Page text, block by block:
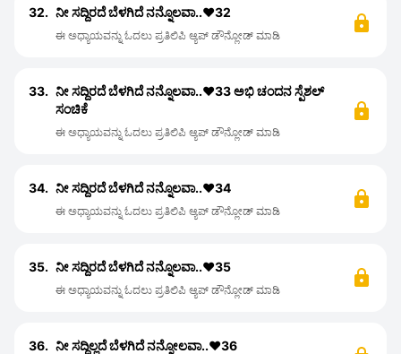
32. ನೀ ಸದ್ದಿರದೆ ಬೆಳಗಿದೆ ನನ್ನೊಲವಾ..❤️32
ಈ ಅಧ್ಯಾಯವನ್ನು ಓದಲು ಪ್ರತಿಲಿಪಿ ಆ್ಯಪ್ ಡೌನ್ಲೋಡ್ ಮಾಡಿ
33. ನೀ ಸದ್ದಿರದೆ ಬೆಳಗಿದೆ ನನ್ನೊಲವಾ..❤️33 ಅಭಿ ಚಂದನ ಸ್ಪೆಶಲ್
ಸಂಚಿಕೆ
ಈ ಅಧ್ಯಾಯವನ್ನು ಓದಲು ಪ್ರತಿಲಿಪಿ ಆ್ಯಪ್ ಡೌನ್ಲೋಡ್ ಮಾಡಿ
34. ನೀ ಸದ್ದಿರದೆ ಬೆಳಗಿದೆ ನನ್ನೊಲವಾ..❤️34
ಈ ಅಧ್ಯಾಯವನ್ನು ಓದಲು ಪ್ರತಿಲಿಪಿ ಆ್ಯಪ್ ಡೌನ್ಲೋಡ್ ಮಾಡಿ
35. ನೀ ಸದ್ದಿರದೆ ಬೆಳಗಿದೆ ನನ್ನೊಲವಾ..❤️35
ಈ ಅಧ್ಯಾಯವನ್ನು ಓದಲು ಪ್ರತಿಲಿಪಿ ಆ್ಯಪ್ ಡೌನ್ಲೋಡ್ ಮಾಡಿ
36. ನೀ ಸದ್ದಿಲ್ಲದೆ ಬೆಳಗಿದೆ ನನ್ನೋಲವಾ..❤️36